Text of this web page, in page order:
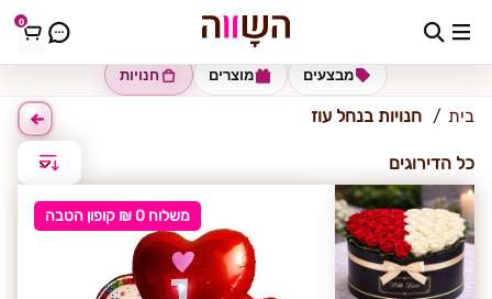
0 נחל עוז
חנויות מוצרים מבצעים
בית חנויות בנחל עוז
כל הדירוגים
משלוח 0 ₪ קופון הטבה